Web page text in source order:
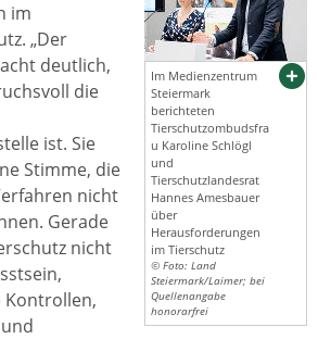
Im Medienzentrum
Steiermark
berichteten
Tierschutzombudsfra
u Karoline Schlögl
und
Tierschutzlandesrat
Hannes Amesbauer
über
Herausforderungen
im Tierschutz
© Foto: Land
Steiermark/Laimer; bei
Quellenangabe
honorarfrei
im
„Der
deutlich,
die
ist. Sie
Stimme, die
nicht
Gerade
nicht
Kontrollen,